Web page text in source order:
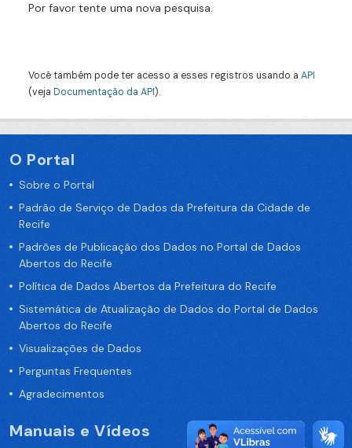
Por favor tente uma nova pesquisa.
Você também pode ter acesso a esses registros usando a API
(veja Documentação da API).
O Portal
Sobre o Portal
Padrão de Serviço de Dados da Prefeitura da Cidade de
Recife
Padrões de Publicação dos Dados no Portal de Dados
Abertos do Recife
Política de Dados Abertos da Prefeitura do Recife
Sistemática de Atualização de Dados do Portal de Dados
Abertos do Recife
Visualizações de Dados
Perguntas Frequentes
Agradecimentos
Manuais e Vídeos